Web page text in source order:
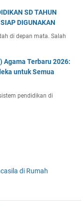
SD TAHUN
DIGUNAKAN
di depan mata. Salah
Agama Terbaru 2026:
untuk Semua
pendidikan di
di Rumah